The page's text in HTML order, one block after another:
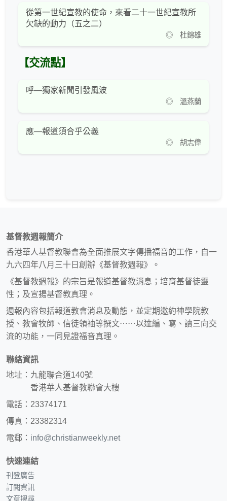
從第一世紀宣教的使命，來看二十一世紀宣教所
欠缺的動力（五之二）
◎ 杜錦雄
【交流點】
呼—獨家新聞引發風波
◎ 溫燕蘭
應—報道須合乎公義
◎ 胡志偉
基督教週報簡介
香港華人基督教聯會為全面推展文字傳播福音的工作，自一
九六四年八月三十日創辦《基督教週報》。
《基督教週報》的宗旨是報道基督教消息；培育基督徒靈
性；及宣揚基督教真理。
週報內容包括報道教會消息及動態，並定期邀約神學院教
授、教會牧師、信徒領袖等撰文⋯⋯以達編、寫、讀三向交
流的功能，一同見證福音真理。
聯絡資訊
地址：九龍聯合道140號
香港華人基督教聯會大樓
電話：23374171
傳真：23382314
電郵： info@christianweekly.net
快速連結
刊登廣告
訂閱資訊
文章搜尋